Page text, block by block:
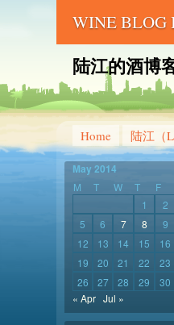
WINE BLOG
陆江的酒博
Home 陆江（
May 2014
M T W T F
1
2
5
6 7 8 9
12
13 14 15 16
19
20 21 22 23
26
27 28 29 30
« Apr Jul »